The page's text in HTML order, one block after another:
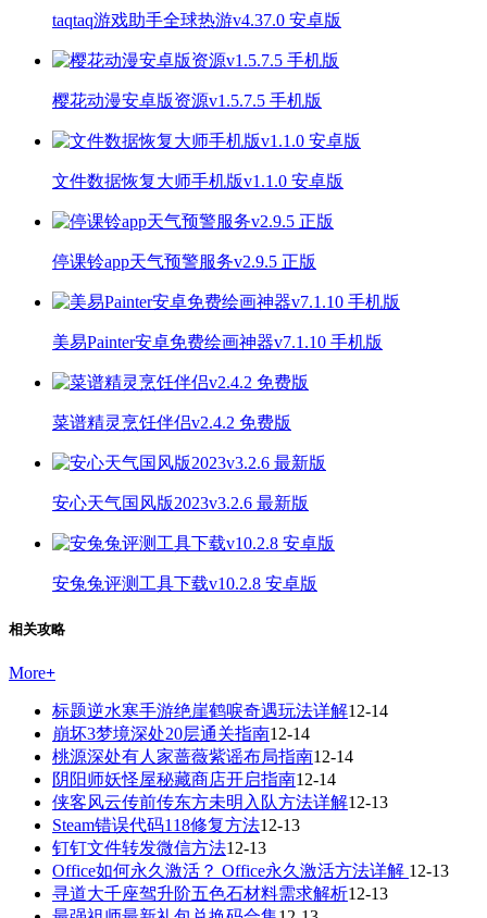
taqtaq游戏助手全球热游v4.37.0 安卓版
樱花动漫安卓版资源v1.5.7.5 手机版
文件数据恢复大师手机版v1.1.0 安卓版
停课铃app天气预警服务v2.9.5 正版
美易Painter安卓免费绘画神器v7.1.10 手机版
菜谱精灵烹饪伴侣v2.4.2 免费版
安心天气国风版2023v3.2.6 最新版
安兔兔评测工具下载v10.2.8 安卓版
相关攻略
More+
标题逆水寒手游绝崖鹤唳奇遇玩法详解12-14
崩坏3梦境深处20层通关指南12-14
桃源深处有人家蔷薇紫谣布局指南12-14
阴阳师妖怪屋秘藏商店开启指南12-14
侠客风云传前传东方未明入队方法详解12-13
Steam错误代码118修复方法12-13
钉钉文件转发微信方法12-13
Office如何永久激活？ Office永久激活方法详解 12-13
寻道大千座驾升阶五色石材料需求解析12-13